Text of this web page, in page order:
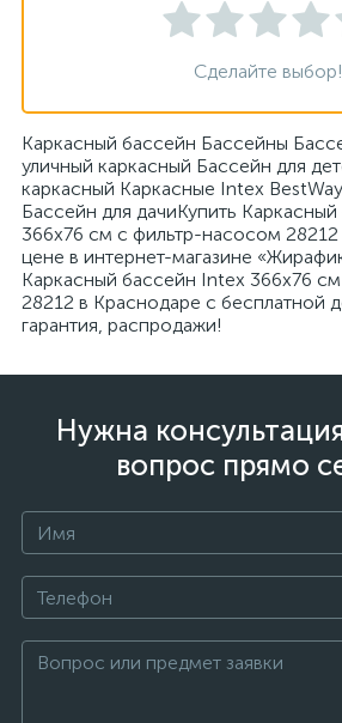
Сделайте выбор!
Каркасный бассейн Бассейны
уличный каркасный Бассейн для
каркасный Каркасные Intex
Бассейн для дачиКупить
366x76 см с фильтр-насосом
цене в интернет-магазине
Каркасный бассейн Intex 366x76
28212 в Краснодаре с бесплатной
гарантия, распродажи!
Нужна
вопрос прямо